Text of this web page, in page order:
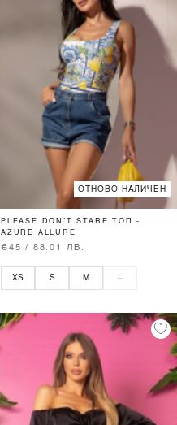
ОТНОВО НАЛИЧЕН
PLEASE DON’T STARE ТОП -
AZURE ALLURE
€45 / 88.01 ЛВ.
XS S M L